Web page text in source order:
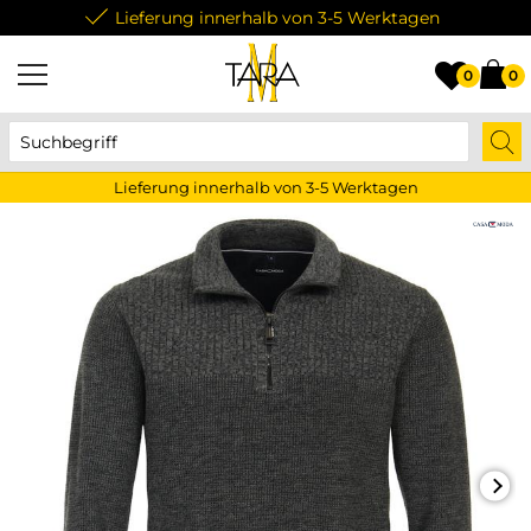
Lieferung innerhalb von 3-5 Werktagen
0 0
Lieferung innerhalb von 3-5 Werktagen